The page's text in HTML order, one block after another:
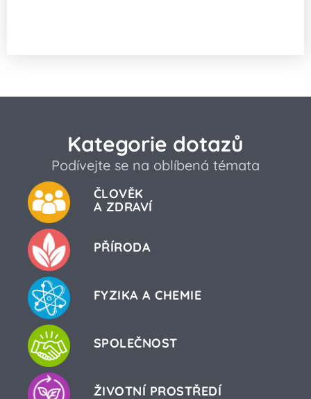
Kategorie dotazů
Podívejte se na oblíbená témata
ČLOVĚK
A ZDRAVÍ
PŘÍRODA
FYZIKA A CHEMIE
SPOLEČNOST
ŽIVOTNÍ PROSTŘEDÍ